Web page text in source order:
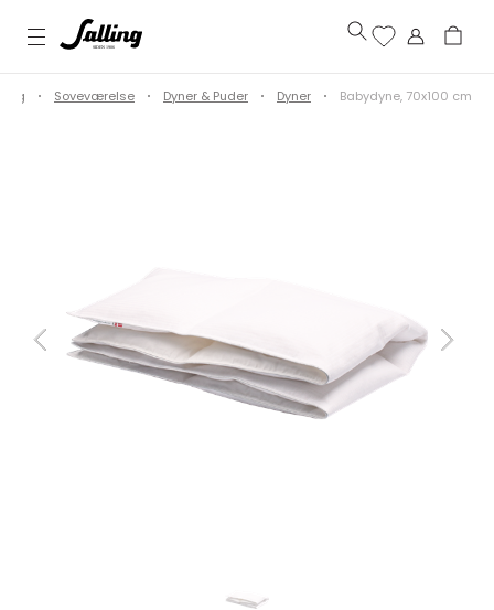
Soveværelse Dyner & Puder Dyner Babydyne, 70x100 cm